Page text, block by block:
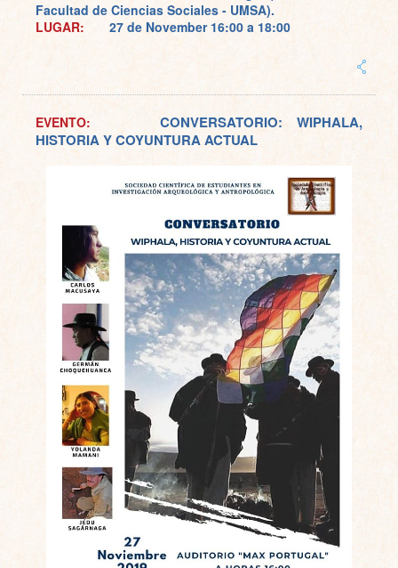
Facultad de Ciencias Sociales - UMSA).
LUGAR: 27 de November 16:00 a 18:00
EVENTO:CONVERSATORIO: WIPHALA,
HISTORIA Y COYUNTURA ACTUAL